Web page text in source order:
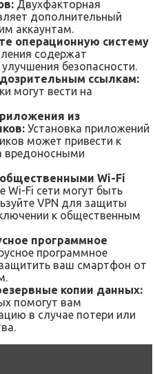
Двухфакторная
дополнительный
аккаунтам.
операционную систему
содержат
безопасности.
ссылкам:
могут вести на
из
Установка приложений
может привести к
вредоносными
Wi-Fi
Wi-Fi сети могут быть
VPN для защиты
к общественным
программное
программное
ваш смартфон от
копии данных:
помогут вам
в случае потери или